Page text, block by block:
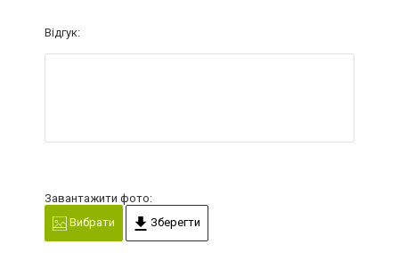
Відгук:
Завантажити фото:
Вибрати
Зберегти